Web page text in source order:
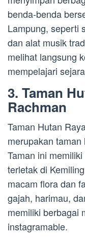
benda-benda
Lampung, seperti
dan alat musik
melihat langsung
mempelajari
3. Taman
Rachman
Taman Hutan
merupakan
Taman ini
terletak di
macam flora dan
gajah, harimau,
memiliki berbagai
instagramable.